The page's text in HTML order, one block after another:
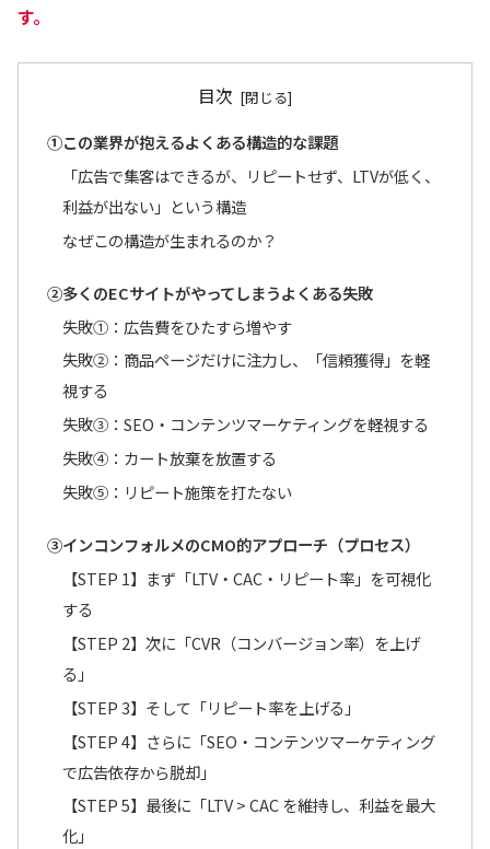
す。
目次
①この業界が抱えるよくある構造的な課題
「広告で集客はできるが、リピートせず、LTVが低く、
利益が出ない」という構造
なぜこの構造が生まれるのか？
②多くのECサイトがやってしまうよくある失敗
失敗①：広告費をひたすら増やす
失敗②：商品ページだけに注力し、「信頼獲得」を軽
視する
失敗③：SEO・コンテンツマーケティングを軽視する
失敗④：カート放棄を放置する
失敗⑤：リピート施策を打たない
③インコンフォルメのCMO的アプローチ（プロセス）
【STEP 1】まず「LTV・CAC・リピート率」を可視化
する
【STEP 2】次に「CVR（コンバージョン率）を上げ
る」
【STEP 3】そして「リピート率を上げる」
【STEP 4】さらに「SEO・コンテンツマーケティング
で広告依存から脱却」
【STEP 5】最後に「LTV > CAC を維持し、利益を最大
化」